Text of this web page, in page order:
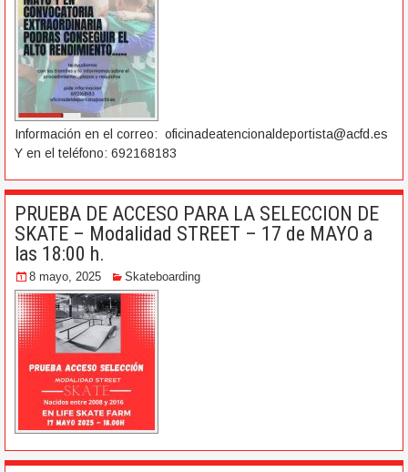
Información en el correo: oficinadeatencionaldeportista@acfd.es
Y en el teléfono: 692168183
PRUEBA DE ACCESO PARA LA SELECCION DE
SKATE – Modalidad STREET – 17 de MAYO a
las 18:00 h.
8 mayo, 2025 Skateboarding